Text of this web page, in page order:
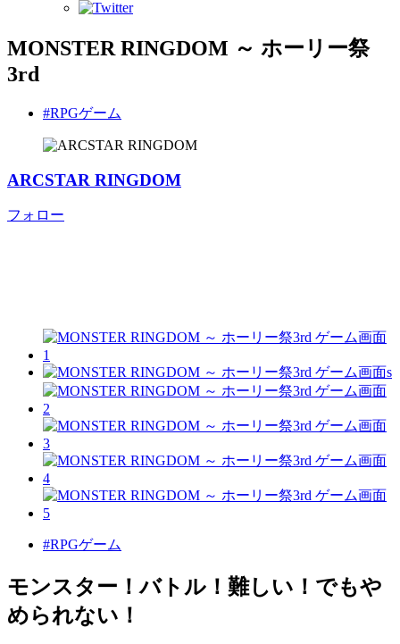
MONSTER RINGDOM ～ ホーリー祭
3rd
#RPGゲーム
ARCSTAR RINGDOM
フォロー
#RPGゲーム
モンスター！バトル！難しい！でもや
められない！